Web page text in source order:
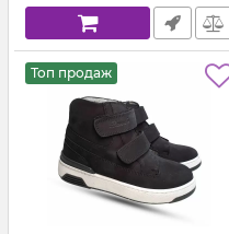
Топ продаж